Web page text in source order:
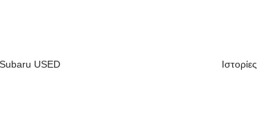
Subaru USED Iστορίες